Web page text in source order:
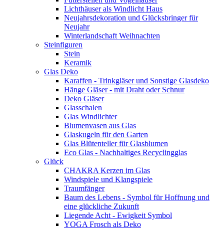
Lichthäuser als Windlicht Haus
Neujahrsdekoration und Glücksbringer für
Neujahr
Winterlandschaft Weihnachten
Steinfiguren
Stein
Keramik
Glas Deko
Karaffen - Trinkgläser und Sonstige Glasdeko
Hänge Gläser - mit Draht oder Schnur
Deko Gläser
Glasschalen
Glas Windlichter
Blumenvasen aus Glas
Glaskugeln für den Garten
Glas Blütenteller für Glasblumen
Eco Glas - Nachhaltiges Recyclingglas
Glück
CHAKRA Kerzen im Glas
Windspiele und Klangspiele
Traumfänger
Baum des Lebens - Symbol für Hoffnung und
eine glückliche Zukunft
Liegende Acht - Ewigkeit Symbol
YOGA Frosch als Deko